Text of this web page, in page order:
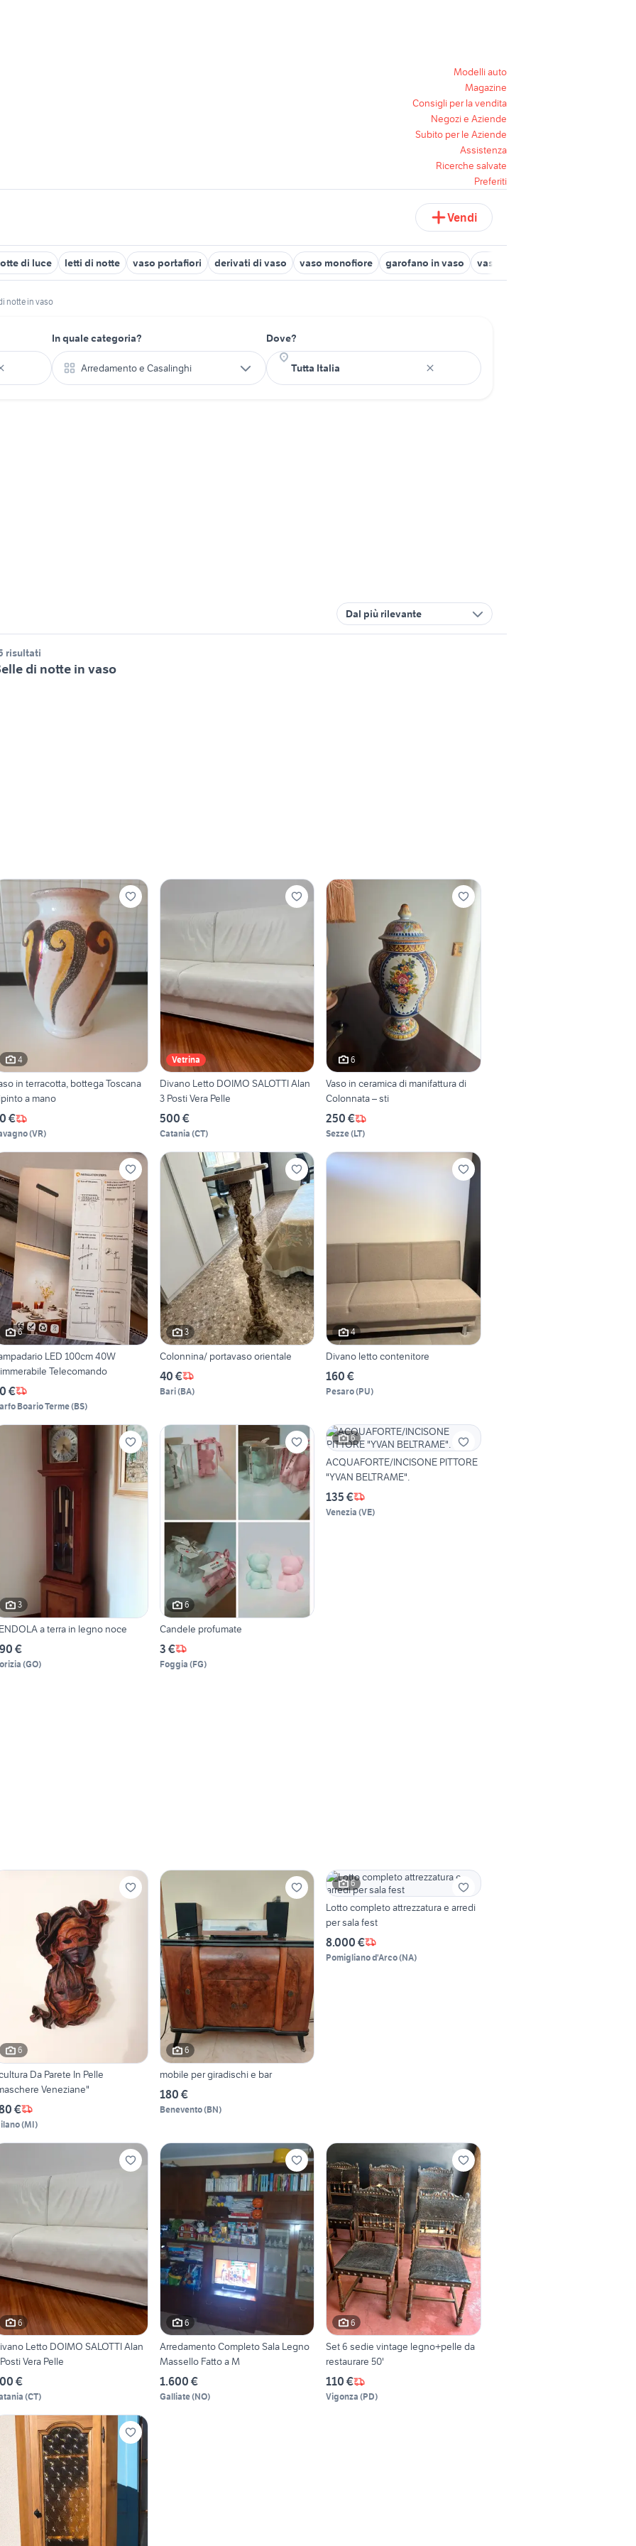
Modelli auto
Magazine
Consigli per la vendita
Negozi e Aziende
Subito per le Aziende
Assistenza
Ricerche salvate
Preferiti
Vendi
di luce letti di notte vaso portafiori derivati di vaso vaso monofiore garofano in vaso vaso rettangolare
notte in vaso
In quale categoria?
Arredamento e Casalinghi
Dove?
Dal più rilevante
risultati
di notte in vaso
4
in terracotta, bottega Toscana
a mano
€
(VR)
Vetrina
Divano Letto DOIMO SALOTTI Alan
3 Posti Vera Pelle
500 €
Catania (CT)
6
Vaso in ceramica di manifattura di
Colonnata – sti
250 €
Sezze(LT)
6
LED 100cm 40W
Telecomando
€
Boario Terme(BS)
3
Colonnina/ portavaso orientale
40 €
Bari(BA)
4
Divano letto contenitore
160 €
Pesaro(PU)
3
a terra in legno noce
€
(GO)
6
Candele profumate
3 €
Foggia (FG)
6
ACQUAFORTE/INCISONE PITTORE
"YVAN BELTRAME".
135 €
Venezia (VE)
6
Da Parete In Pelle
Veneziane"
€
(MI)
6
mobile per giradischi e bar
180 €
Benevento(BN)
6
Lotto completo attrezzatura e arredi
per sala fest
8.000 €
Pomigliano d'Arco(NA)
6
Letto DOIMO SALOTTI Alan
Vera Pelle
€
(CT)
6
Arredamento Completo Sala Legno
Massello Fatto a M
1.600 €
Galliate(NO)
6
Set 6 sedie vintage legno+pelle da
restaurare 50'
110 €
Vigonza (PD)